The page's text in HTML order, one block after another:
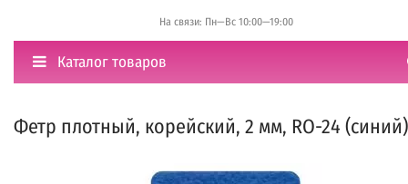
На связи: Пн—Вс 10:00—19:00
Каталог товаров
Фетр плотный, корейский, 2 мм, RO-24 (синий)